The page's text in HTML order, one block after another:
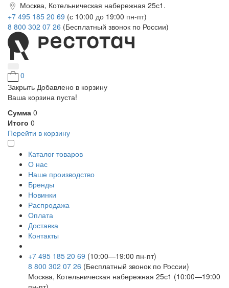
Москва, Котельническая набережная 25с1.
+7 495 185 20 69 (с 10:00 до 19:00 пн-пт)
8 800 302 07 26 (Бесплатный звонок по России)
0
Закрыть Добавлено в корзину
Ваша корзина пуста!
Сумма 0
Итого 0
Перейти в корзину
Каталог товаров
О нас
Наше производство
Бренды
Новинки
Распродажа
Оплата
Доставка
Контакты
+7 495 185 20 69 (10:00—19:00 пн-пт)
8 800 302 07 26 (Бесплатный звонок по России)
Москва, Котельническая набережная 25с1 (10:00—19:00